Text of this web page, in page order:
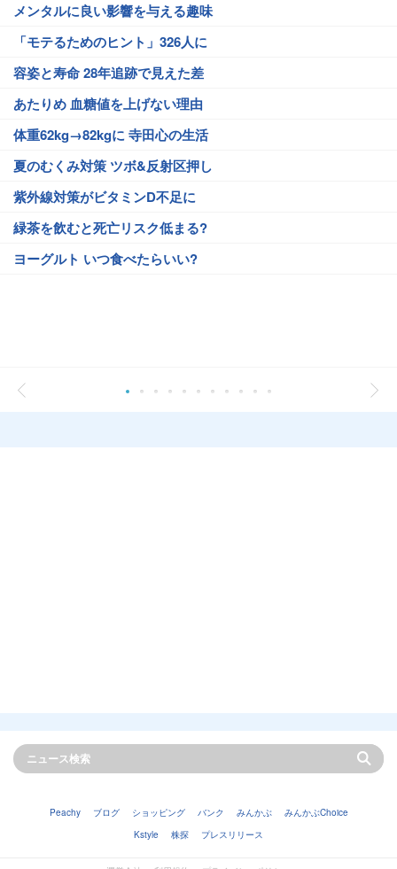
メンタルに良い影響を与える趣味
「モテるためのヒント」326人に
容姿と寿命 28年追跡で見えた差
あたりめ 血糖値を上げない理由
体重62kg→82kgに 寺田心の生活
夏のむくみ対策 ツボ&反射区押し
紫外線対策がビタミンD不足に
緑茶を飲むと死亡リスク低まる?
ヨーグルト いつ食べたらいい?
Peachy ブログ ショッピング バンク みんかぶ
みんかぶChoice
Kstyle
株探 プレスリリース